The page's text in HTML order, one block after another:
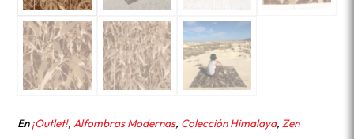
En¡Outlet!, Alfombras Modernas, Colección Himalaya, Zen